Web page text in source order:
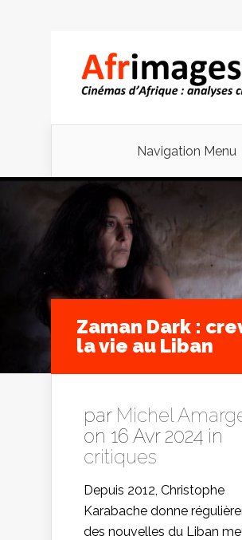
Navigation Menu
Zaman Dark :
la vie au Liban
par Michel
on 16 Avr 2024 in
critiques
Depuis 2012, Christophe
Karabache donne
des nouvelles du Liban